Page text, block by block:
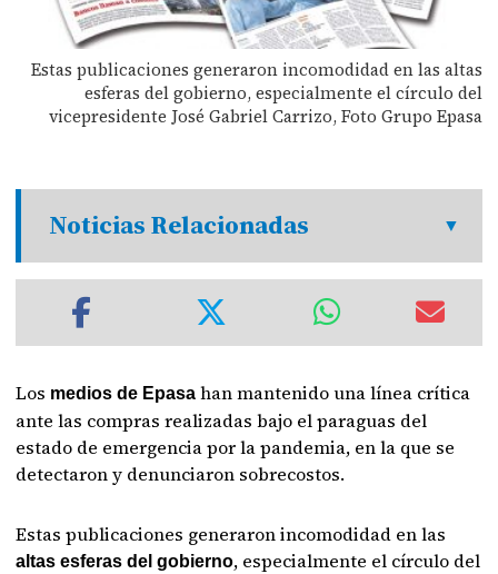
Estas publicaciones generaron incomodidad en las altas
esferas del gobierno, especialmente el círculo del
vicepresidente José Gabriel Carrizo, Foto Grupo Epasa
Noticias Relacionadas
Los medios de Epasahan mantenido una línea crítica
ante las compras realizadas bajo el paraguas del
estado de emergencia por la pandemia, en la que se
detectaron y denunciaron sobrecostos.
Estas publicaciones generaron incomodidad en las
altas esferas del gobierno, especialmente el círculo del